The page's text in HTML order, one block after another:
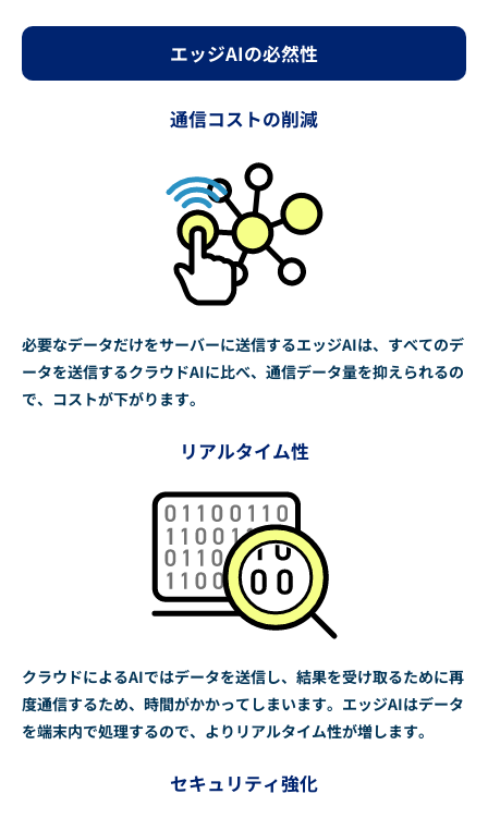
エッジAIの必然性
通信コストの削減
必要なデータだけをサーバーに送信するエッジAIは、すべてのデ
ータを送信するクラウドAIに比べ、通信データ量を抑えられるの
で、コストが下がります。
リアルタイム性
クラウドによるAIではデータを送信し、結果を受け取るために再
度通信するため、時間がかかってしまいます。エッジAIはデータ
を端末内で処理するので、よりリアルタイム性が増します。
セキュリティ強化